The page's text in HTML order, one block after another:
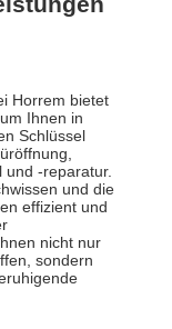
Horrem bietet
Ihnen in
Schlüssel
und -reparatur.
und die
effizient und
nicht nur
sondern